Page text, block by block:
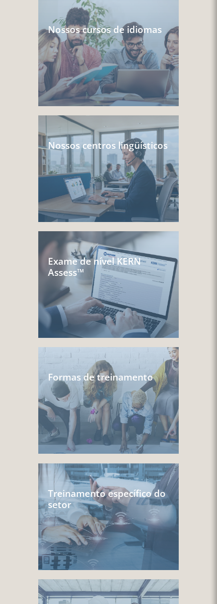
Nossos cursos de idiomas
Nossos centros lingüísticos
Exame de nível KERN
Assess™
Formas de treinamento
Treinamento específico do
setor